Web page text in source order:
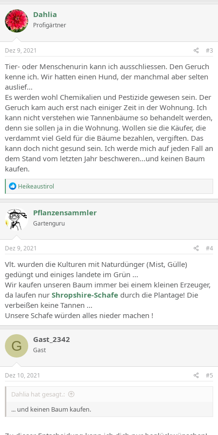
Dahlia
Profigärtner
Dez 9, 2021 #3
Tier- oder Menschenurin kann ich ausschliessen. Den Geruch
kenne ich. Wir hatten einen Hund, der manchmal aber selten
auslief...
Es werden wohl Chemikalien und Pestizide gewesen sein. Der
Geruch kam auch erst nach einiger Zeit in der Wohnung. Ich
kann nicht verstehen wie Tannenbäume so behandelt werden,
denn sie sollen ja in die Wohnung. Wollen sie die Käufer, die
verdammt viel Geld für die Bäume bezahlen, vergiften. Das
kann doch nicht gesund sein. Ich werde mich auf jeden Fall an
dem Stand vom letzten Jahr beschweren...und keinen Baum
kaufen.
R
e
a
c
t
i
o
n
s
Heikeaustirol
Pflanzensammler
Gartenguru
Dez 9, 2021 #4
Vlt. wurden die Kulturen mit Naturdünger (Mist, Gülle)
gedüngt und einiges landete im Grün ...
Wir kaufen unseren Baum immer bei einem kleinen Erzeuger,
da laufen nur Shropshire-Schafe durch die Plantage! Die
verbeißen keine Tannen ...
Unsere Schafe würden alles nieder machen !
G Gast_2342
Gast
Dez 10, 2021 #5
Dahlia hat gesagt.:
... und keinen Baum kaufen.